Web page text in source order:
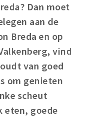
Dan moet
aan de
Breda en op
vind
van goed
om genieten
scheut
eten, goede